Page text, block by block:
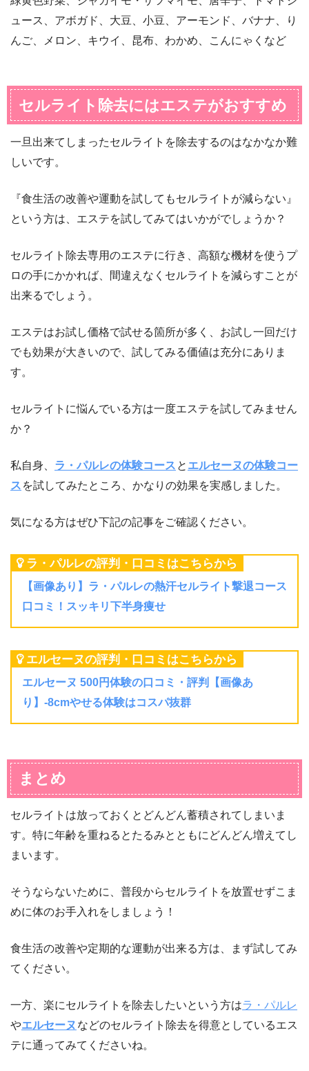
ュース、アボガド、大豆、小豆、アーモンド、バナナ、り
んご、メロン、キウイ、昆布、わかめ、こんにゃくなど
セルライト除去にはエステがおすすめ
一旦出来てしまったセルライトを除去するのはなかなか難
しいです。
『食生活の改善や運動を試してもセルライトが減らない』
という方は、エステを試してみてはいかがでしょうか？
セルライト除去専用のエステに行き、高額な機材を使うプ
ロの手にかかれば、間違えなくセルライトを減らすことが
出来るでしょう。
エステはお試し価格で試せる箇所が多く、お試し一回だけ
でも効果が大きいので、試してみる価値は充分にありま
す。
セルライトに悩んでいる方は一度エステを試してみません
か？
私自身、 ラ・パルレの体験コース と エルセーヌの体験コー
ス を試してみたところ、かなりの効果を実感しました。
気になる方はぜひ下記の記事をご確認ください。
ラ・パルレの評判・口コミはこちらから
【画像あり】ラ・パルレの熱汗セルライト撃退コース
口コミ！スッキリ下半身痩せ
エルセーヌの評判・口コミはこちらから
エルセーヌ 500円体験の口コミ・評判【画像あ
り】-8cmやせる体験はコスパ抜群
まとめ
セルライトは放っておくとどんどん蓄積されてしまいま
す。特に年齢を重ねるとたるみとともにどんどん増えてし
まいます。
そうならないために、普段からセルライトを放置せずこま
めに体のお手入れをしましょう！
食生活の改善や定期的な運動が出来る方は、まず試してみ
てください。
一方、楽にセルライトを除去したいという方はラ・パルレ
やエルセーヌ などのセルライト除去を得意としているエス
テに通ってみてくださいね。